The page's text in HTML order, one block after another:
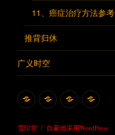
11、癌症治疗方法参考
推背归休
广义时空
首
雪
堂
雪
堂
联
雪印堂 自豪地采用WordPress